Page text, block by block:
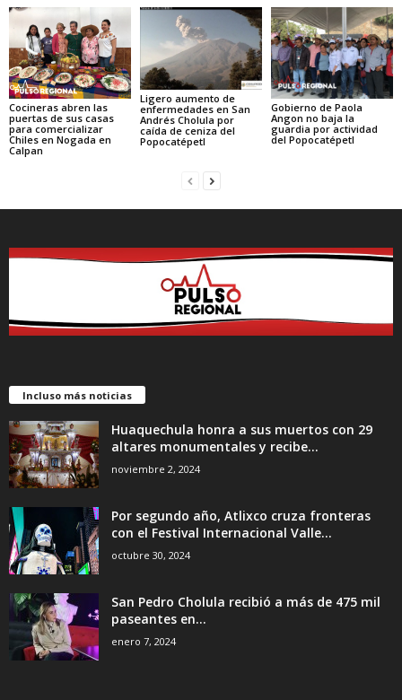
Cocineras abren las
puertas de sus casas
para comercializar
Chiles en Nogada en
Calpan
Ligero aumento de
enfermedades en San
Andrés Cholula por
caída de ceniza del
Popocatépetl
Gobierno de Paola
Angon no baja la
guardia por actividad
del Popocatépetl
Incluso más noticias
Huaquechula honra a sus muertos con 29
altares monumentales y recibe...
noviembre 2, 2024
Por segundo año, Atlixco cruza fronteras
con el Festival Internacional Valle...
octubre 30, 2024
San Pedro Cholula recibió a más de 475 mil
paseantes en...
enero 7, 2024